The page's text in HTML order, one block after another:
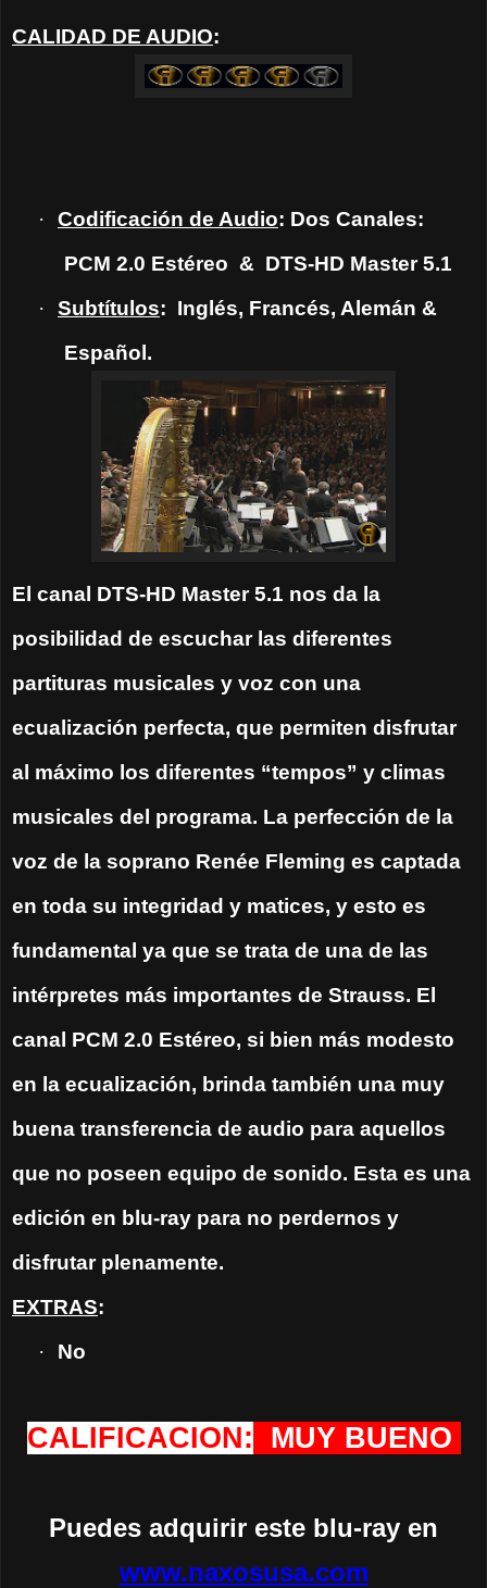
CALIDAD DE AUDIO:
· Codificación de Audio: Dos Canales:
PCM 2.0 Estéreo & DTS-HD Master 5.1
·
Subtítulos: Inglés, Francés, Alemán &
Español.
El canal DTS-HD Master 5.1 nos da la
posibilidad de escuchar las diferentes
partituras musicales y voz con una
ecualización perfecta, que permiten disfrutar
al máximo los diferentes “tempos” y climas
musicales del programa. La perfección de la
voz de la soprano Renée Fleming es captada
en toda su integridad y matices, y esto es
fundamental ya que se trata de una de las
intérpretes más importantes de Strauss. El
canal PCM 2.0 Estéreo, si bien más modesto
en la ecualización, brinda también una muy
buena transferencia de audio para aquellos
que no poseen equipo de sonido. Esta es una
edición en blu-ray para no perdernos y
disfrutar plenamente.
EXTRAS:
·
No
CALIFICACION: MUY BUENO
Puedes adquirir este blu-ray en
www.naxosusa.com